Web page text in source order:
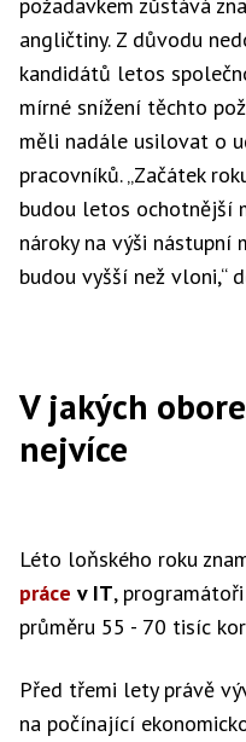
angličtiny. Z důvodu
kandidátů letos
mírné snížení těchto
měli nadále usilovat o
pracovníků. „Začátek
budou letos ochotnější
nároky na výši nástupní
budou vyšší než vloni,“
V jakých
nejvíce
Léto loňského roku
práce v IT,
průměru 55 - 70 tisíc
Před třemi lety právě
na počínající